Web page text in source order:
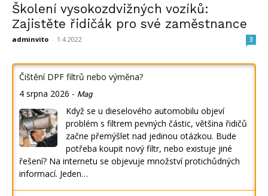
Školení vysokozdvižných vozíků:
Zajistěte řidičák pro své zaměstnance
adminvito - 1.4.2022 3
Čištění DPF filtrů nebo výměna?
4 srpna 2026 - Mag
Když se u dieselového automobilu objeví
problém s filtrem pevných částic, většina řidičů
začne přemýšlet nad jedinou otázkou. Bude
potřeba koupit nový filtr, nebo existuje jiné
řešení? Na internetu se objevuje množství protichůdných
informací. Jeden…